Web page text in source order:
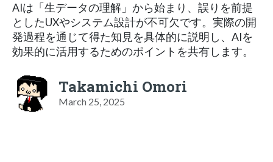
AIは「生データの理解」から始まり、誤りを前提
としたUXやシステム設計が不可欠です。実際の開
発過程を通じて得た知見を具体的に説明し、AIを
効果的に活用するためのポイントを共有します。
Takamichi Omori
March 25, 2025